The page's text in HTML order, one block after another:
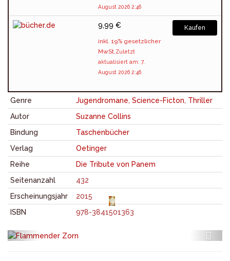
August 2026 2:46
9,99 €
inkl. 19% gesetzlicher
MwSt.Zuletzt
aktualisiert am: 7.
August 2026 2:46
Kaufen
Genre Jugendromane, Science-Ficton, Thriller
Autor
Suzanne Collins
Bindung
Taschenbücher
Verlag
Oetinger
Reihe
Die Tribute von Panem
Seitenanzahl
432
Erscheinungsjahr
2015
ISBN
978-3841501363